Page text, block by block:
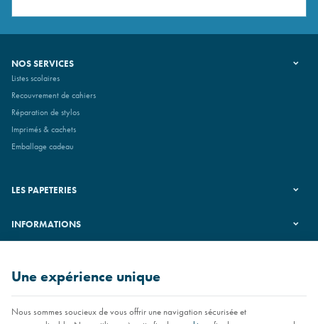
NOS SERVICES
Listes scolaires
Recouvrement de cahiers
Réparation de stylos
Imprimés & cachets
Emballage cadeau
LES PAPETERIES
INFORMATIONS
Une expérience unique
Nous sommes soucieux de vous offrir une navigation sécurisée et